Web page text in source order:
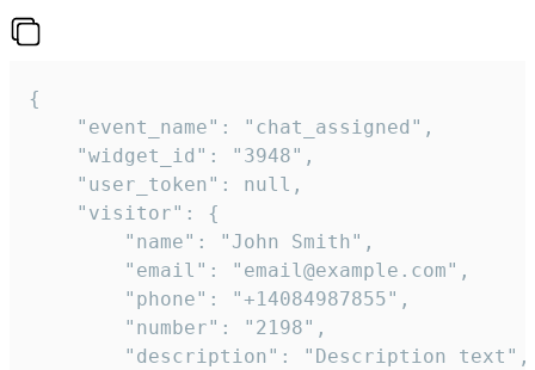
{
    "event_name": "chat_assigned",
    "widget_id": "3948",
    "user_token": null,
    "visitor": {
        "name": "John Smith",
        "email": "email@example.com",
        "phone": "+14084987855",
        "number": "2198",
        "description": "Description text",